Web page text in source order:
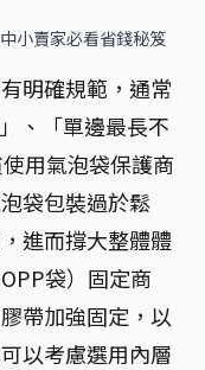
小賣家必看省錢秘笈
明確規範，通常
、「單邊最長不
用氣泡袋保護商
袋包裝過於鬆
進而撐大整體體
袋）固定商
帶加強固定，以
以考慮選用內層